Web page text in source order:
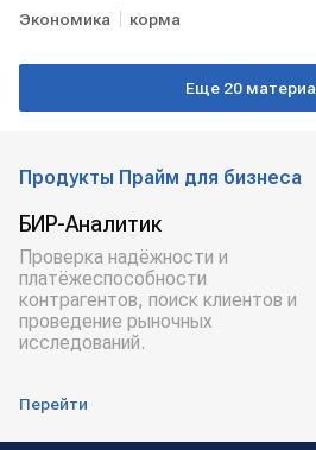
Экономика корма
Еще 20
Продукты Прайм для бизнеса
БИР-Аналитик
Проверка надёжности и
платёжеспособности
контрагентов, поиск клиентов и
проведение рыночных
исследований.
Перейти